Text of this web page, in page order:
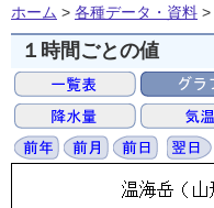
ホーム > 各種データ・資料 >
１時間ごとの値